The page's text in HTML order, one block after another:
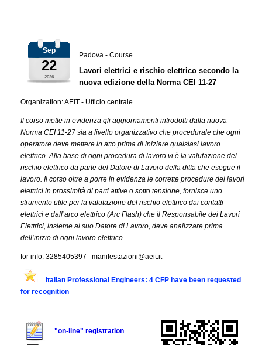
Sep
22
2026
Padova - Course
Lavori elettrici e rischio elettrico secondo la
nuova edizione della Norma CEI 11-27
Organization: AEIT - Ufficio centrale
Il corso mette in evidenza gli aggiornamenti introdotti dalla nuova
Norma CEI 11-27 sia a livello organizzativo che procedurale che ogni
operatore deve mettere in atto prima di iniziare qualsiasi lavoro
elettrico. Alla base di ogni procedura di lavoro vi è la valutazione del
rischio elettrico da parte del Datore di Lavoro della ditta che esegue il
lavoro. Il corso oltre a porre in evidenza le corrette procedure dei lavori
elettrici in prossimità di parti attive o sotto tensione, fornisce uno
strumento utile per la valutazione del rischio elettrico dai contatti
elettrici e dall’arco elettrico (Arc Flash) che il Responsabile dei Lavori
Elettrici, insieme al suo Datore di Lavoro, deve analizzare prima
dell’inizio di ogni lavoro elettrico.
for info: 3285405397 manifestazioni@aeit.it
Italian Professional Engineers: 4 CFP have been requested
for recognition
"on-line" registration